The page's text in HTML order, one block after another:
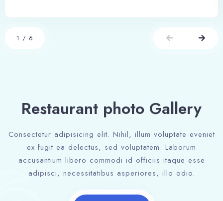
1 / 6
Restaurant photo Gallery
Consectetur adipisicing elit. Nihil, illum voluptate eveniet
ex fugit ea delectus, sed voluptatem. Laborum
accusantium libero commodi id officiis itaque esse
adipisci, necessitatibus asperiores, illo odio.